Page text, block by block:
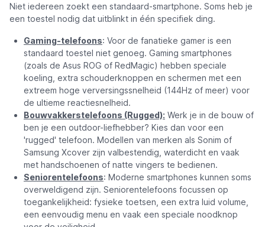
Niet iedereen zoekt een standaard-smartphone. Soms heb je
een toestel nodig dat uitblinkt in één specifiek ding.
Gaming-telefoons: Voor de fanatieke gamer is een
standaard toestel niet genoeg. Gaming smartphones
(zoals de Asus ROG of RedMagic) hebben speciale
koeling, extra schouderknoppen en schermen met een
extreem hoge verversingssnelheid (144Hz of meer) voor
de ultieme reactiesnelheid.
Bouwvakkerstelefoons (Rugged): Werk je in de bouw of
ben je een outdoor-liefhebber? Kies dan voor een
'rugged' telefoon. Modellen van merken als Sonim of
Samsung Xcover zijn valbestendig, waterdicht en vaak
met handschoenen of natte vingers te bedienen.
Seniorentelefoons: Moderne smartphones kunnen soms
overweldigend zijn. Seniorentelefoons focussen op
toegankelijkheid: fysieke toetsen, een extra luid volume,
een eenvoudig menu en vaak een speciale noodknop